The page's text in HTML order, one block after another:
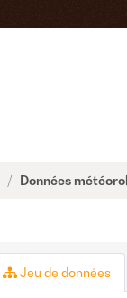
Données
Jeu de données